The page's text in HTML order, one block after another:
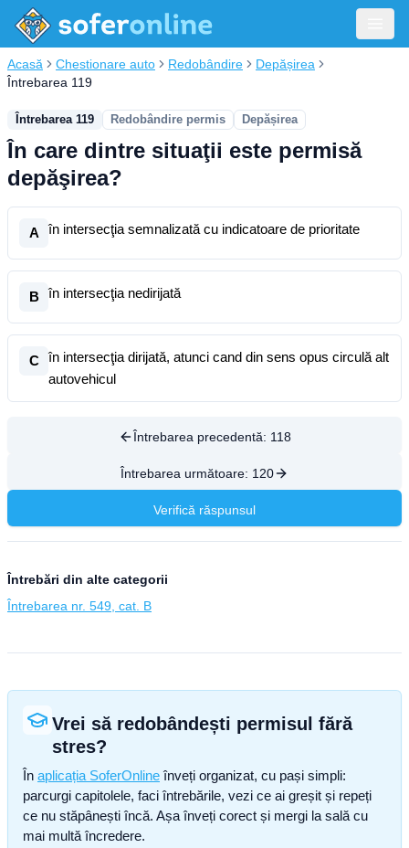
Acasă Chestionare auto Redobândire
Depășirea
Întrebarea 119
Întrebarea 119 Redobândire permis Depășirea
În care dintre situaţii este permisă
depăşirea?
A în intersecţia semnalizată cu indicatoare de prioritate
B în intersecţia nedirijată
C
în intersecţia dirijată, atunci cand din sens opus circulă alt
autovehicul
Întrebarea precedentă: 118
Întrebarea următoare: 120
Verifică răspunsul
Întrebări din alte categorii
Întrebarea nr. 549, cat. B
Vrei să redobândești permisul fără
stres?
În aplicația SoferOnline înveți organizat, cu pași simpli:
parcurgi capitolele, faci întrebările, vezi ce ai greșit și repeți
ce nu stăpânești încă. Așa înveți corect și mergi la sală cu
mai multă încredere.